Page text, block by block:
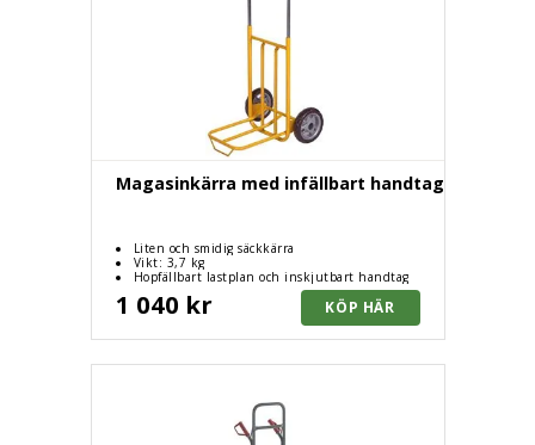
Magasinkärra med infällbart handtag
Liten och smidig säckkärra
Vikt: 3,7 kg
Hopfällbart lastplan och inskjutbart handtag
1 040 kr